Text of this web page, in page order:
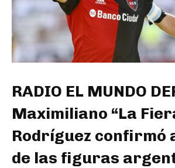
RADIO EL MUNDO
Maximiliano “La
Rodríguez confirmó
de las figuras